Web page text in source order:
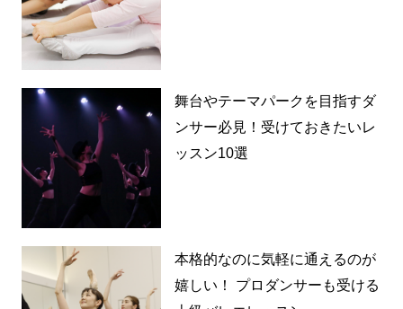
舞台やテーマパークを目指すダ
ンサー必見！受けておきたいレ
ッスン10選
本格的なのに気軽に通えるのが
嬉しい！ プロダンサーも受ける